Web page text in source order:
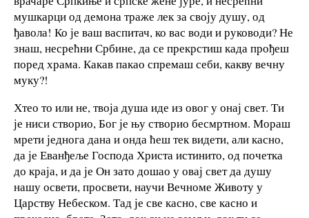
мушкарци од демона траже лек за своју душу, од
ђавола! Ко је ваш васпитач, ко вас води и руководи? Не
знаш, несрећни Србине, да се прекрстиш када прођеш
поред храма. Какав пакао спремаш себи, какву вечну
муку?!
Хтео то или не, твоја душа иде из овог у онај свет. Ти
је ниси створио, Бог је њу створио бесмртном. Мораш
мрети једнога дана и онда ћеш тек видети, али касно,
да је Еванђеље Господа Христа истинито, од почетка
до краја, и да је Он зато дошао у овај свет да душу
нашу освети, просвети, научи Вечноме Животу у
Царству Небеском. Тад је све касно, све касно и